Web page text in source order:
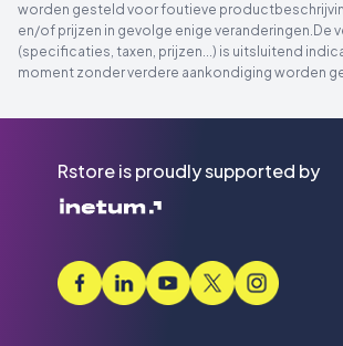
worden gesteld voor foutieve
en/of prijzen in gevolge enige veranderingen.De
(specificaties, taxen, prijzen...) is uitsluitend
moment zonder verdere aankondiging worden
Rstore is proudly supported by